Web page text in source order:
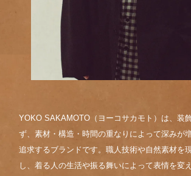
YOKO SAKAMOTO（ヨーコサカモト）は、装
ず、素材・構造・時間の重なりによって深みが
追求するブランドです。職人技術や自然素材を
し、着る人の生活や振る舞いによって表情を変